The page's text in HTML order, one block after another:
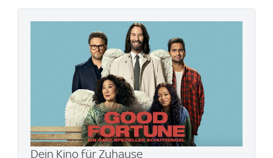
Dein Kino für Zuhause